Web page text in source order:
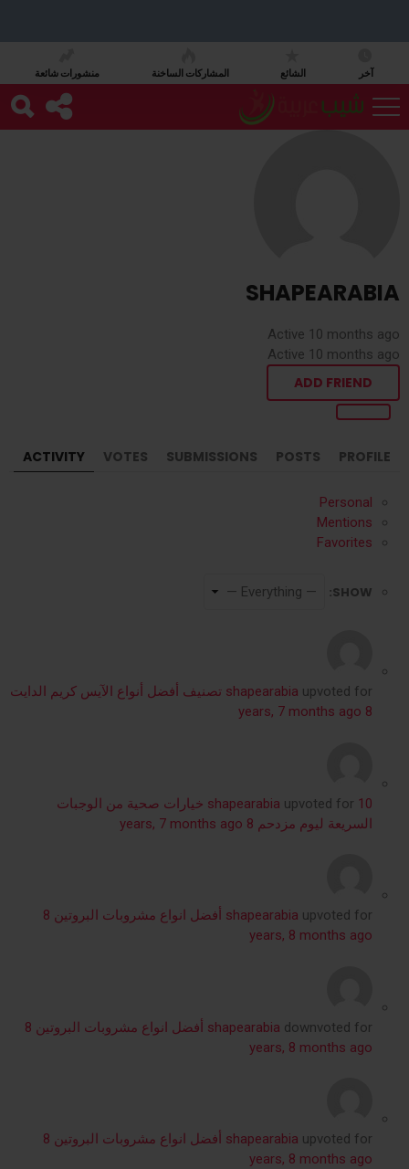
آخر الشائع المشاركات الساخنة منشورات شائعة
SHAPEARABIA
Active 10 months ago
Active 10 months ago
ADD FRIEND
PROFILE
POSTS
SUBMISSIONS
VOTES
ACTIVITY
Personal
Mentions
Favorites
SHOW:
shapearabia upvoted for
تصنيف أفضل أنواع الآيس كريم الدايت
8 years, 7 months ago
shapearabia upvoted for
10 خيارات صحية من الوجبات
السريعة ليوم مزدحم 8 years, 7 months ago
shapearabia upvoted for أفضل انواع مشروبات البروتين 8
years, 8 months ago
shapearabia downvoted for أفضل انواع مشروبات البروتين 8
years, 8 months ago
shapearabia upvoted for أفضل انواع مشروبات البروتين 8
years, 8 months ago